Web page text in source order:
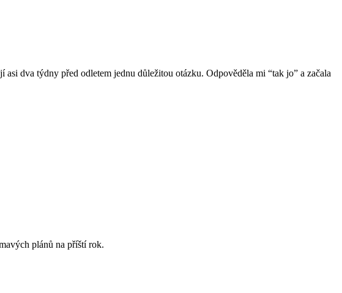
dva týdny před odletem jednu důležitou otázku. Odpověděla mi “tak jo” a začala
plánů na příští rok.